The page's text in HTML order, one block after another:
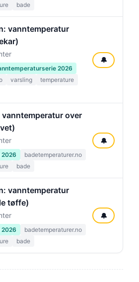
bade
vanntemperatur
2026
varsling
temperature
🔔
over
2026
badetemperaturer.no
bade
🔔
vanntemperatur
tøffe)
2026
badetemperaturer.no
bade
🔔